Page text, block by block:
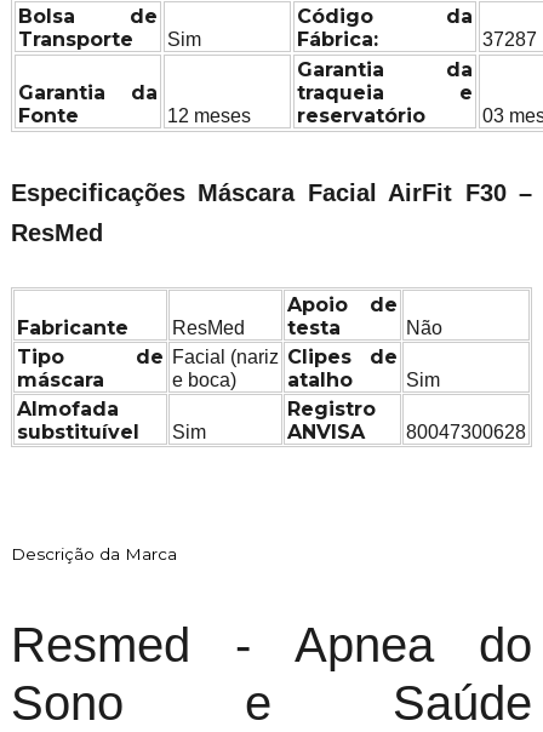
Bolsa de
Transporte
Sim
Código da
Fábrica:
37287
Garantia da
Fonte
12 meses
Garantia da
traqueia e
reservatório
03
Especificações Máscara Facial AirFit F30 –
ResMed
Fabricante ResMed
Apoio de
testa
Não
Tipo de
máscara
Facial (nariz
e boca)
Clipes de
atalho
Sim
Almofada
substituível
Sim
Registro
ANVISA
80047300628
Descrição da Marca
Resmed - Apnea do
Sono e Saúde